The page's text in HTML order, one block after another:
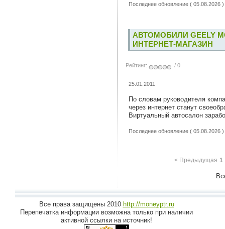
Последнее обновление ( 05.08.2026 )
АВТОМОБИЛИ GEELY
ИНТЕРНЕТ-МАГАЗИН
Рейтинг: / 0
25.01.2011
По словам руководителя
через интернет станут
Виртуальный автосалон
Последнее обновление ( 05.08.2026 )
< Предыдущая 1
Все права защищены 2010 http://moneyptr.ru
Перепечатка информации возможна только при наличии
активной ссылки на источник!